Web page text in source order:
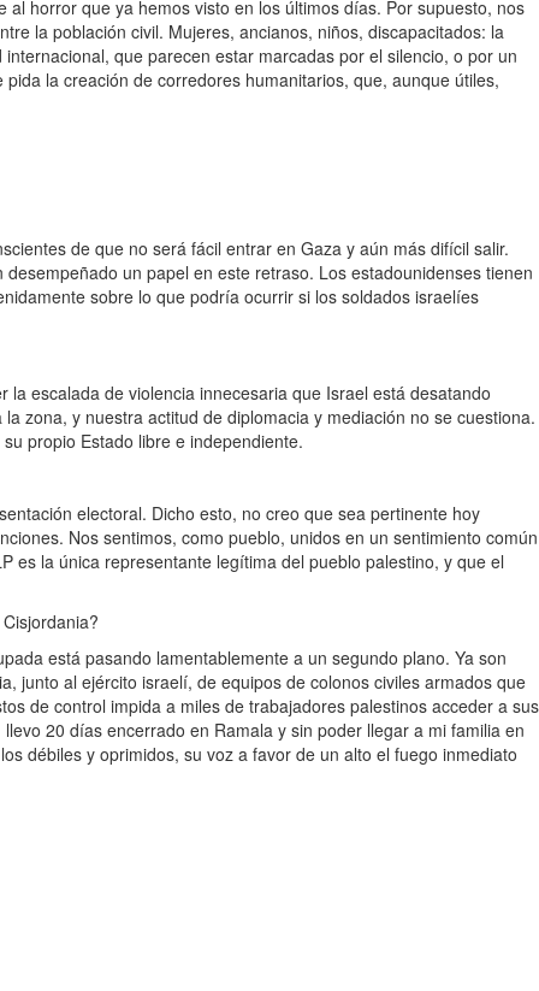
horror que ya hemos visto en los últimos días. Por supuesto, nos
la población civil. Mujeres, ancianos, niños, discapacitados: la
que parecen estar marcadas por el silencio, o por un
la creación de corredores humanitarios, que, aunque útiles,
de que no será fácil entrar en Gaza y aún más difícil salir.
un papel en este retraso. Los estadounidenses tienen
sobre lo que podría ocurrir si los soldados israelíes
escalada de violencia innecesaria que Israel está desatando
zona, y nuestra actitud de diplomacia y mediación no se cuestiona.
propio Estado libre e independiente.
electoral. Dicho esto, no creo que sea pertinente hoy
Nos sentimos, como pueblo, unidos en un sentimiento común
es la única representante legítima del pueblo palestino, y que el
está pasando lamentablemente a un segundo plano. Ya son
junto al ejército israelí, de equipos de colonos civiles armados que
de control impida a miles de trabajadores palestinos acceder a sus
20 días encerrado en Ramala y sin poder llegar a mi familia en
débiles y oprimidos, su voz a favor de un alto el fuego inmediato